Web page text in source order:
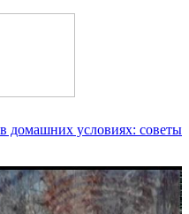
домашних условиях: советы